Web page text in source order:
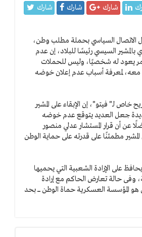
شارك شارك شارك
الاتصال السياسي بحملة مطلب وطن،
بالمشير السيسي رئيسًا للبلاد، إن عدم
أمر يعود له شخصيًا، وليس للحملات
معه، لمعرفة أسباب عدم إعلان خوضه
لـ" فيتو"، إن الإبقاء على المشير
جعل العديد يتوقع عدم خوضه
عن أن قرار المستشار عدلي منصور
مطمئنًا على قدرته على حماية الوطن
يحافظ على الإرادة الشعبية التي يحميها
وفى حالة تعارض الحاكم مع إرادة
المؤسسة العسكرية حماة الوطن ــــــ بحد